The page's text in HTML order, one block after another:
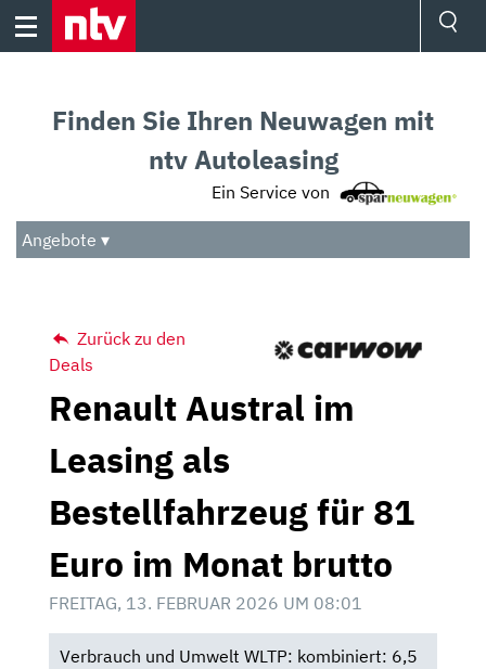
Skip
Audio
Das Beste
Finden Sie Ihren Neuwagen mit
ntv Autoleasing
Ein Service von
Angebote ▾
Zurück zu den
Deals
Renault Austral im
Leasing als
Bestellfahrzeug für 81
Euro im Monat brutto
FREITAG, 13. FEBRUAR 2026 UM 08:01
Verbrauch und Umwelt WLTP: kombiniert: 6,5